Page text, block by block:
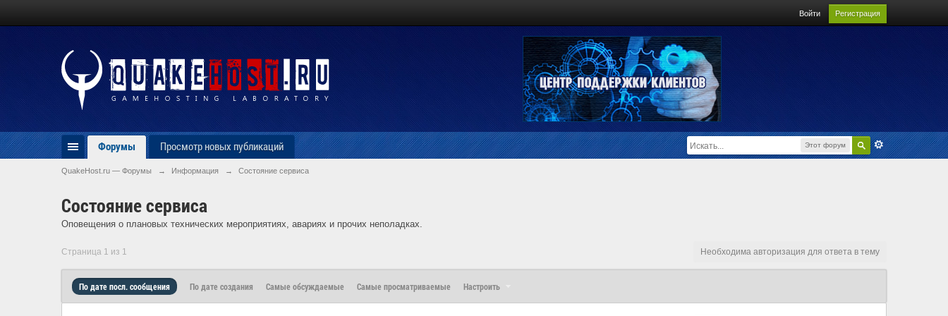
Войти Регистрация
Просмотр новых публикаций Этот форум
Форумы
QuakeHost.ru — Форумы → Информация → Состояние сервиса
Состояние сервиса
Оповещения о плановых технических мероприятиях, авариях и прочих неполадках.
Страница 1 из 1 Необходима авторизация для ответа в тему
По дате посл. сообщения По дате создания Самые обсуждаемые Самые просматриваемые Настроить